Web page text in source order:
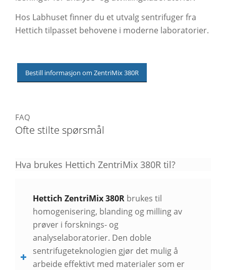
Hos Labhuset finner du et utvalg sentrifuger fra
Hettich tilpasset behovene i moderne laboratorier.
Bestill informasjon om ZentriMix 380R
FAQ
Ofte stilte spørsmål
Hva brukes Hettich ZentriMix 380R til?
Hettich ZentriMix 380R brukes til
homogenisering, blanding og milling av
prøver i forsknings- og
analyselaboratorier. Den doble
sentrifugeteknologien gjør det mulig å
arbeide effektivt med materialer som er